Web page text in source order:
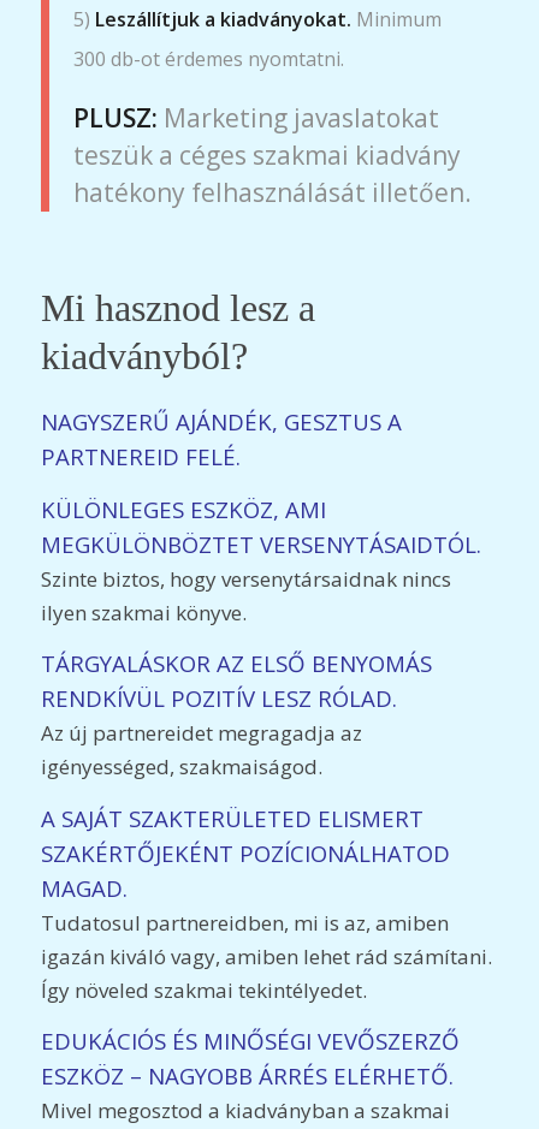
5) Leszállítjuk a kiadványokat. Minimum
300 db-ot érdemes nyomtatni.
PLUSZ: Marketing javaslatokat
teszük a céges szakmai kiadvány
hatékony felhasználását illetően.
Mi hasznod lesz a
kiadványból?
NAGYSZERŰ AJÁNDÉK, GESZTUS A
PARTNEREID FELÉ.
KÜLÖNLEGES ESZKÖZ, AMI
MEGKÜLÖNBÖZTET VERSENYTÁSAIDTÓL.
Szinte biztos, hogy versenytársaidnak nincs
ilyen szakmai könyve.
TÁRGYALÁSKOR AZ ELSŐ BENYOMÁS
RENDKÍVÜL POZITÍV LESZ RÓLAD.
Az új partnereidet megragadja az
igényességed, szakmaiságod.
A SAJÁT SZAKTERÜLETED ELISMERT
SZAKÉRTŐJEKÉNT POZÍCIONÁLHATOD
MAGAD.
Tudatosul partnereidben, mi is az, amiben
igazán kiváló vagy, amiben lehet rád számítani.
Így növeled szakmai tekintélyedet.
EDUKÁCIÓS ÉS MINŐSÉGI VEVŐSZERZŐ
ESZKÖZ – NAGYOBB ÁRRÉS ELÉRHETŐ.
Mivel megosztod a kiadványban a szakmai